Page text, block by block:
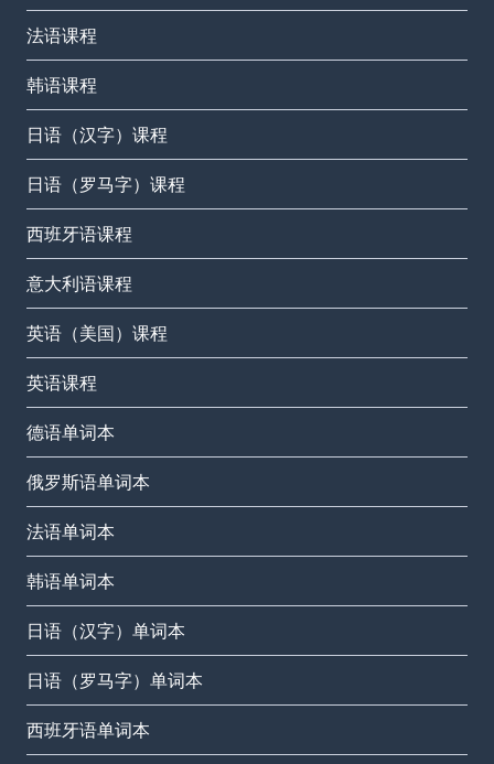
法语课程
韩语课程
日语（汉字）课程
日语（罗马字）课程
西班牙语课程
意大利语课程
英语（美国）课程
英语课程
德语单词本
俄罗斯语单词本
法语单词本
韩语单词本
日语（汉字）单词本
日语（罗马字）单词本
西班牙语单词本